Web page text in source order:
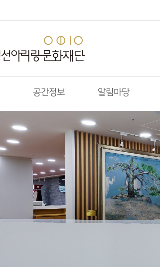
공간정보 알림마당